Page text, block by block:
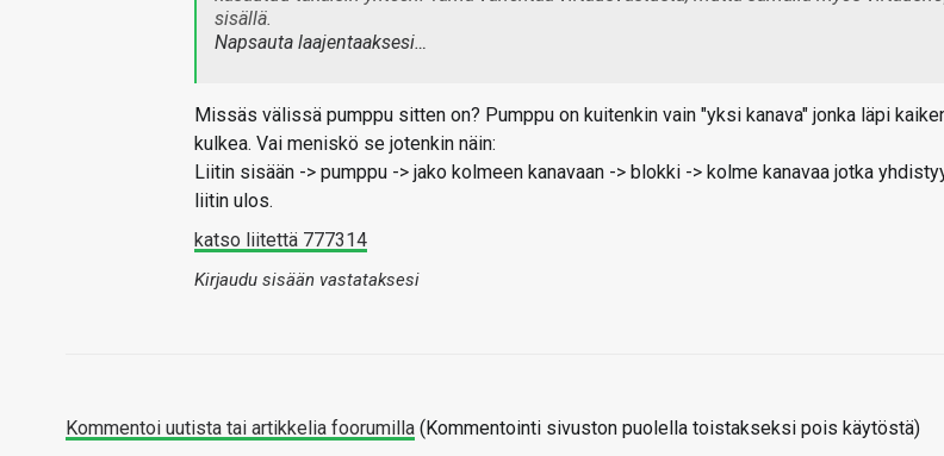
sisällä.
Napsauta laajentaaksesi…
Missäs välissä pumppu sitten on? Pumppu on kuitenkin vain "yksi kanava" jonka läpi
kulkea. Vai meniskö se jotenkin näin:
Liitin sisään -> pumppu -> jako kolmeen kanavaan -> blokki -> kolme kanavaa jotka
liitin ulos.
katso liitettä 777314
Kirjaudu sisään vastataksesi
Kommentoi uutista tai artikkelia foorumilla (Kommentointi sivuston puolella toistakseksi pois käytöstä)